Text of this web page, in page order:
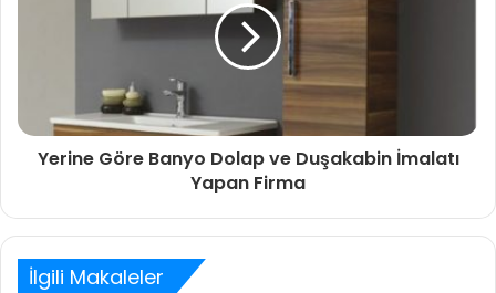
Yerine Göre Banyo Dolap ve Duşakabin İmalatı
Yapan Firma
İlgili Makaleler